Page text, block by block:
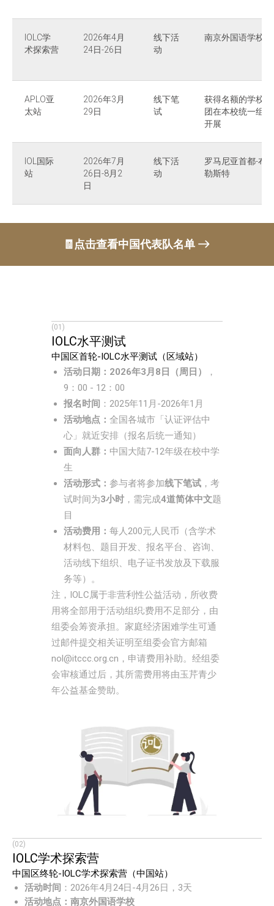
IOLC学
术探索营
2026年4月
24日-26日
线下活
动
南京外国语学校
APLO亚
太站
2026年3月
29日
线下笔
试
获得名额的学校社
团在本校统一组织
开展
IOL国际
站
2026年7月
26日-8月2
日
线下活
动
罗马尼亚首都-布
勒斯特
🧾点击查看中国代表队名单
(01)
IOLC水平测试
中国区首轮-IOLC水平测试（区域站）
活动日期：2026年3月8日（周日）
，
9：00 - 12：00
报名时间 ：2025年11月-2026年1月
活动地点： 全国各城市「认证评估中
心」就近安排（报名后统一通知）
面向人群： 中国大陆7-12年级在校中学
生
活动形式： 参与者将参加线下笔试 ，考
试时间为3小时 ，需完成4道简体中文题
目
活动费用： 每人200元人民币（含学术
材料包、题目开发、报名平台、咨询、
活动线下组织、电子证书发放及下载服
务等）。
注，IOLC属于非营利性公益活动，所收费
用将全部用于活动组织;费用不足部分，由
组委会筹资承担。家庭经济困难学生可通
过邮件提交相关证明至组委会官方邮箱
nol@itccc.org.cn，申请费用补助。经组委
会审核通过后，其所需费用将由玉芹青少
年公益基金赞助。
(02)
IOLC学术探索营
中国区终轮-IOLC学术探索营（中国站）
活动时间 ：2026年4月24日-4月26日，3天
活动地点：南京外国语学校